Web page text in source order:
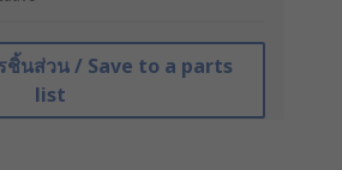
ชิ้นส่วน / Save to a parts
list